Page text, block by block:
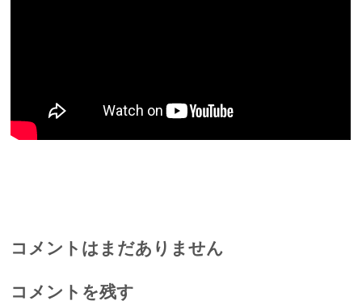
コメントはまだありません
コメントを残す